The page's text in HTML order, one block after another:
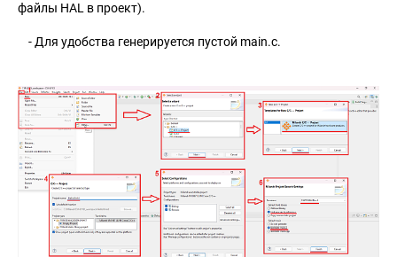
файлы HAL в проект).
- Для удобства генерируется пустой main.c.